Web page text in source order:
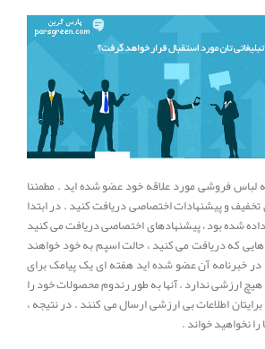
فروشی مورد علاقه خود عضو شده اید . مطمئنا
و پیشنهادات اختصاصی دریافت کنید . در ابتدا
شده بود ، پیشنهادهای اختصاصی دریافت می کنید
که دریافت می کنید ، حالت اسپم به خود خواهند
آن عضو شده اید هفته ای یک پیامک برای
ارزشی ندارد . آنها به طور رندوم محصولات خود را
اطلاعات بی ارزشی ارسال می کنند . در نتیجه ،
نخواهید خواند .